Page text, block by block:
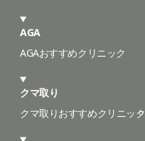
AGA
AGAおすすめクリニック
クマ取り
クマ取りおすすめクリニック